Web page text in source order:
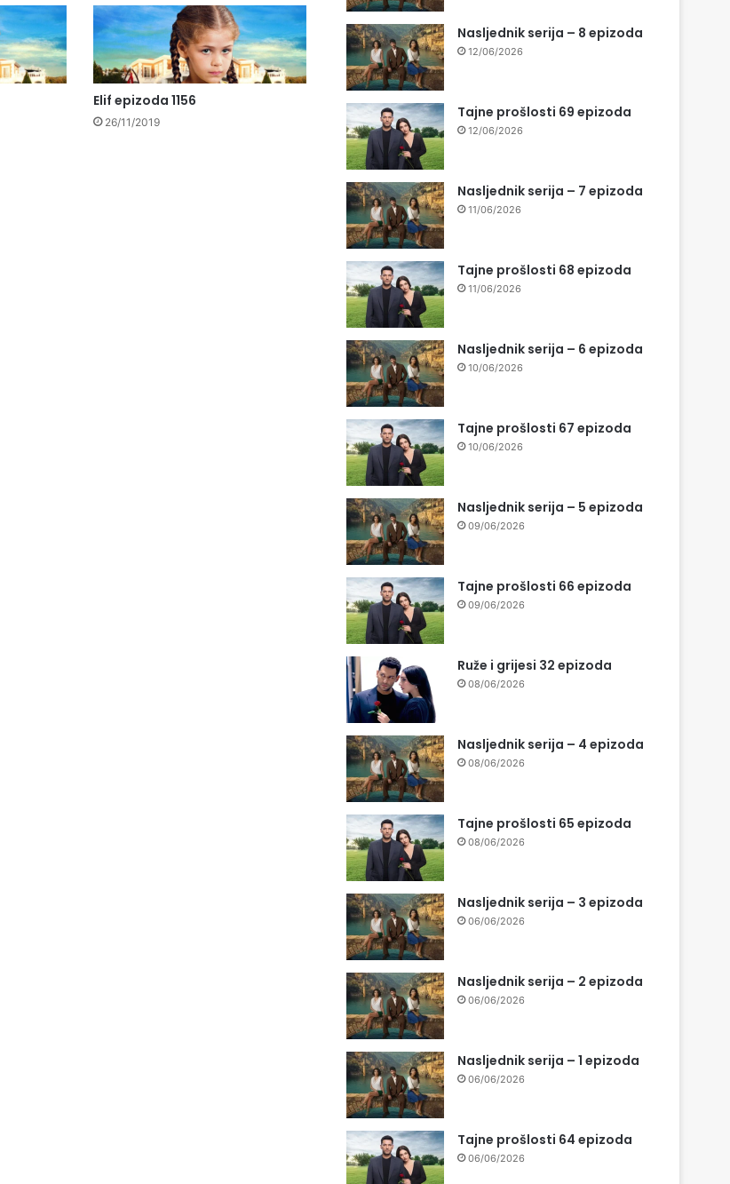
Elif epizoda 1156
26/11/2019
Nasljednik serija – 8 epizoda
12/06/2026
Tajne prošlosti 69 epizoda
12/06/2026
Nasljednik serija – 7 epizoda
11/06/2026
Tajne prošlosti 68 epizoda
11/06/2026
Nasljednik serija – 6 epizoda
10/06/2026
Tajne prošlosti 67 epizoda
10/06/2026
Nasljednik serija – 5 epizoda
09/06/2026
Tajne prošlosti 66 epizoda
09/06/2026
Ruže i grijesi 32 epizoda
08/06/2026
Nasljednik serija – 4 epizoda
08/06/2026
Tajne prošlosti 65 epizoda
08/06/2026
Nasljednik serija – 3 epizoda
06/06/2026
Nasljednik serija – 2 epizoda
06/06/2026
Nasljednik serija – 1 epizoda
06/06/2026
Tajne prošlosti 64 epizoda
06/06/2026